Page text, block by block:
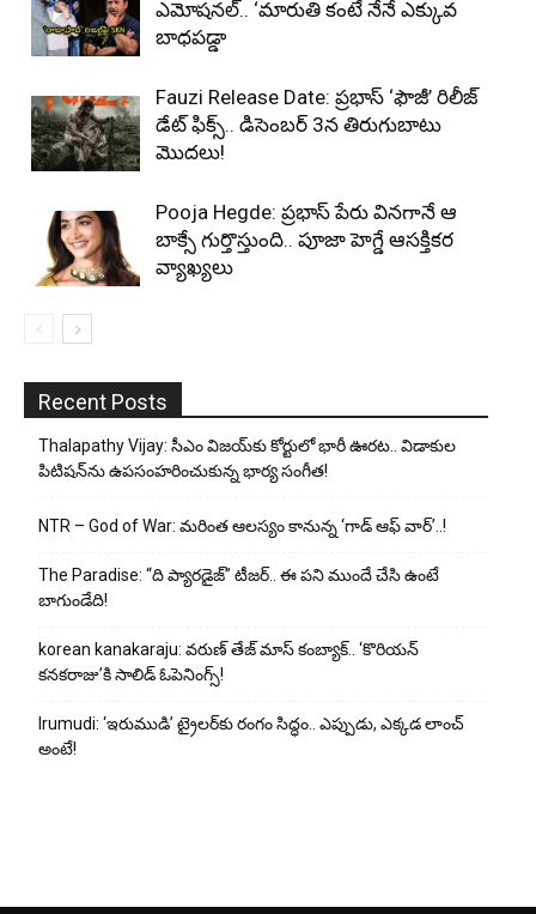
ఎమోషనల్.. ‘మారుతి కంటే నేనే ఎక్కువ
బాధపడ్డా
Fauzi Release Date: ప్రభాస్ ‘ఫౌజీ’ రిలీజ్
డేట్ ఫిక్స్.. డిసెంబర్ 3న తిరుగుబాటు
మొదలు!
Pooja Hegde: ప్రభాస్ పేరు వినగానే ఆ
బాక్సే గుర్తొస్తుంది.. పూజా హెగ్డే ఆసక్తికర
వ్యాఖ్యలు
Recent Posts
Thalapathy Vijay: సీఎం విజయ్‌కు కోర్టులో భారీ ఊరట.. విడాకుల
పిటిషన్‌ను ఉపసంహరించుకున్న భార్య సంగీత!
NTR – God of War: మరింత ఆలస్యం కానున్న ‘గాడ్ ఆఫ్ వార్’..!
The Paradise: “ది ప్యారడైజ్” టీజర్.. ఈ పని ముందే చేసి ఉంటే
బాగుండేది!
korean kanakaraju: వరుణ్ తేజ్ మాస్ కంబ్యాక్.. ‘కొరియన్
కనకరాజు’కి సాలిడ్ ఓపెనింగ్స్!
Irumudi: ‘ఇరుముడి’ ట్రైలర్‌కు రంగం సిద్ధం.. ఎప్పుడు, ఎక్కడ లాంచ్
అంటే!